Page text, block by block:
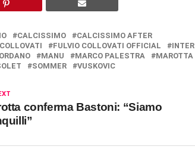
CALCISSIMO
CALCISSIMO AFTER
FULVIO COLLOVATI OFFICIAL
INTER
MANU MARCO PALESTRA
MAROTTA
SOMMER VUSKOVIC
conferma Bastoni: “Siamo